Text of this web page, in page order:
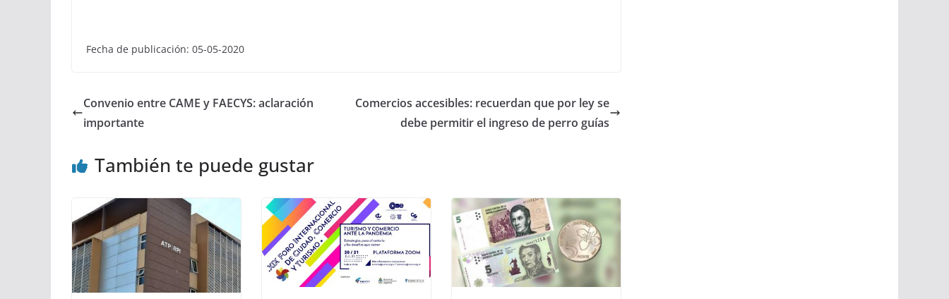
Fecha de publicación: 05-05-2020
Convenio entre CAME y FAECYS: aclaración
importante
Comercios accesibles: recuerdan que por ley se
debe permitir el ingreso de perro guías
También te puede gustar